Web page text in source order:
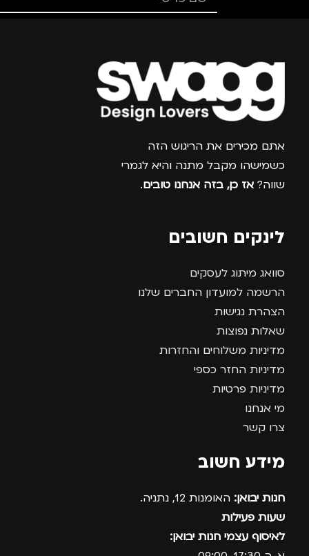
צרפו אותי למועדון
אתם מכירים את הריגוש הזה
כשמישהו מקבל מתנה והיא לגמרי
שווה? אז כן, בזה אנחנו טובים.
לינקים חשובים
סוואג מיתוג לעסקים
הרשמה למועדון החברים שלנו
הצהרת נגישות
שאלות נפוצות
מדיניות משלוחים והחזרות
מדיניות החזר כספי
מדיניות פרטיות
מי אנחנו
צרו קשר
מידע חשוב
חנות יבואן: האומנות 12, נתניה.
שעות פעילות
לאיסוף עצמי חנות יבואן: